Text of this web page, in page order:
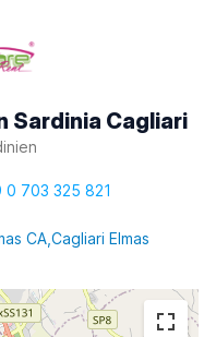
Sardinia Cagliari
0 703 325 821
CA,Cagliari Elmas